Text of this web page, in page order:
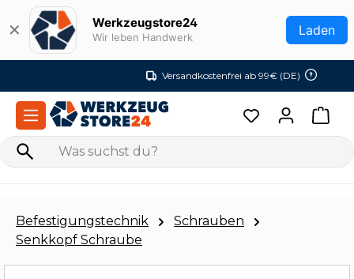
Zum Hauptinhalt springen
✕ Werkzeugstore24
Wir leben Handwerk Laden
Versandkostenfrei ab 99€ (DE)
Befestigungstechnik
Schrauben
Senkkopf Schraube